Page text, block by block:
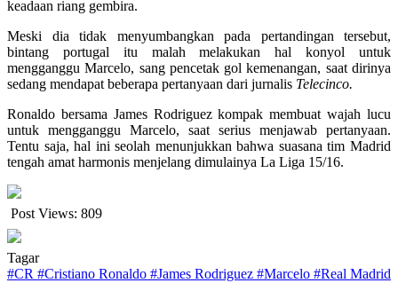
keadaan riang gembira.
Meski dia tidak menyumbangkan pada pertandingan tersebut,
bintang portugal itu malah melakukan hal konyol untuk
mengganggu Marcelo, sang pencetak gol kemenangan, saat dirinya
sedang mendapat beberapa pertanyaan dari jurnalis Telecinco.
Ronaldo bersama James Rodriguez kompak membuat wajah lucu
untuk mengganggu Marcelo, saat serius menjawab pertanyaan.
Tentu saja, hal ini seolah menunjukkan bahwa suasana tim Madrid
tengah amat harmonis menjelang dimulainya La Liga 15/16.
Post Views: 809
Tagar
#CR #Cristiano Ronaldo #James Rodriguez #Marcelo #Real Madrid